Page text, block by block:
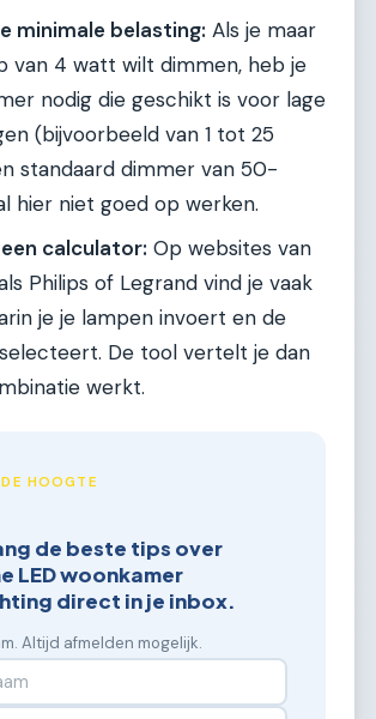
minimale belasting: Als je maar
van 4 watt wilt dimmen, heb je
nodig die geschikt is voor lage
(bijvoorbeeld van 1 tot 25
standaard dimmer van 50-
hier niet goed op werken.
calculator: Op websites van
Philips of Legrand vind je vaak
je je lampen invoert en de
De tool vertelt je dan
werkt.
HOOGTE
de beste tips over
LED woonkamer
direct in je inbox.
Altijd afmelden mogelijk.